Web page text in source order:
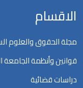
الاقسام
مجلة الحقوق والعلوم
قوانين وأنظمة الجامعة
دراسات قضائية